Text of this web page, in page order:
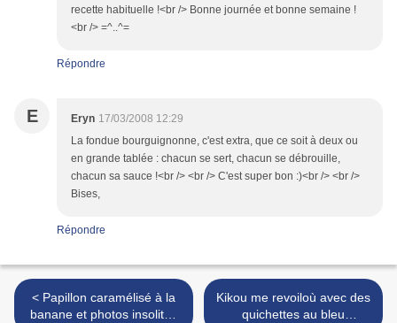
recette habituelle !<br /> Bonne journée et bonne semaine !
<br /> =^..^=
Répondre
E Eryn 17/03/2008 12:29
La fondue bourguignonne, c'est extra, que ce soit à deux ou
en grande tablée : chacun se sert, chacun se débrouille,
chacun sa sauce !<br /> <br /> C'est super bon :)<br /> <br />
Bises,
Répondre
< Papillon caramélisé à la
banane et photos insolites
Kikou me revoiloù avec des
quichettes au bleu